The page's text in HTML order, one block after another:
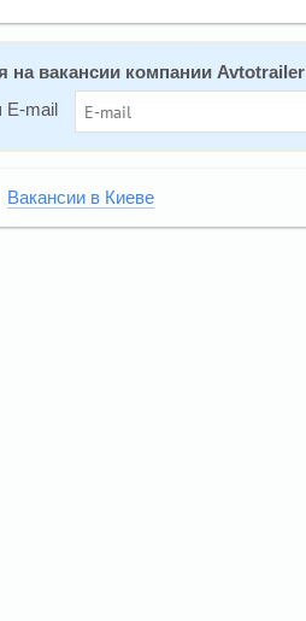
на вакансии компании Avtotrailer
mail
Вакансии в Киеве